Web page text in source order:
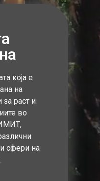
која е
на
за раст и
во
сфери на